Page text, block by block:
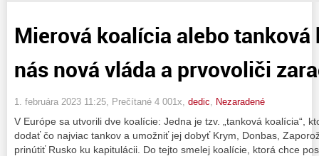
Mierová koalícia alebo
nás nová vláda a prvovoliči
1. februára 2023 11:25 , Prečítané 4 001x, dedic Nezaradené
V Európe sa utvorili dve koalície: Jedna je tzv. „tanková koalícia“,
dodať čo najviac tankov a umožniť jej dobyť Krym, Donbas,
prinútiť Rusko ku kapitulácii. Do tejto smelej koalície, ktorá chce